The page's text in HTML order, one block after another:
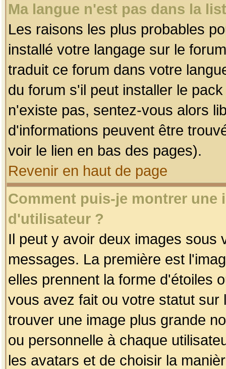
Ma langue n'est pas dans la
Les raisons les plus probables
installé votre langage sur le
traduit ce forum dans votre
du forum s'il peut installer le
n'existe pas, sentez-vous alors
d'informations peuvent être
voir le lien en bas des pages).
Revenir en haut de page
Comment puis-je montrer une
d'utilisateur ?
Il peut y avoir deux images sous
messages. La première est
elles prennent la forme d'étoiles
vous avez fait ou votre statut
trouver une image plus grande
ou personnelle à chaque
les avatars et de choisir la